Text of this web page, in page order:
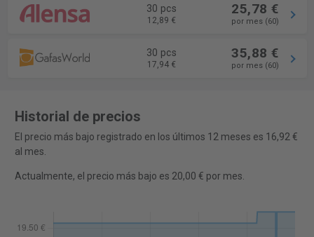
30 pcs
12,89 €
25,78 €
por mes (60)
30 pcs
17,94 €
35,88 €
por mes (60)
Historial de precios
El precio más bajo registrado en los últimos 12 meses es 16,92 €
al mes.
Actualmente, el precio más bajo es 20,00 € por mes.